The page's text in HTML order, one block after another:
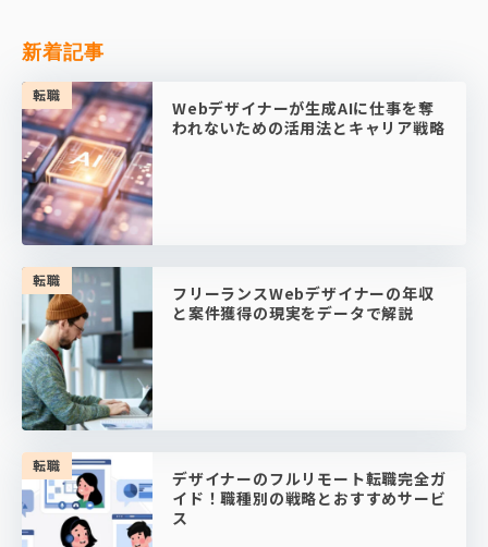
新着記事
転職
Webデザイナーが生成AIに仕事を奪
われないための活用法とキャリア戦略
転職
フリーランスWebデザイナーの年収
と案件獲得の現実をデータで解説
転職
デザイナーのフルリモート転職完全ガ
イド！職種別の戦略とおすすめサービ
ス